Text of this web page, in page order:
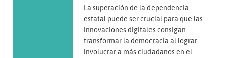
La superación de la dependencia
estatal puede ser crucial para que las
innovaciones digitales consigan
transformar la democracia al lograr
involucrar a más ciudadanos en el